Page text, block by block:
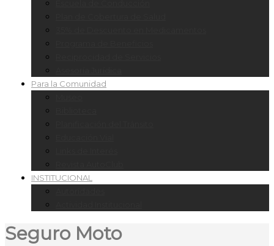
Para la Comunidad
INSTITUCIONAL
Seguro Moto